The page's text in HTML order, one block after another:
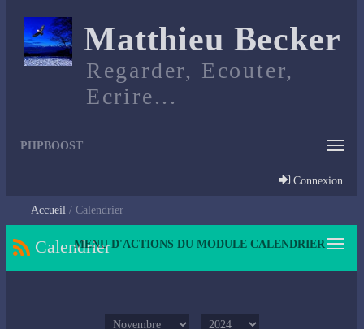
Matthieu Becker
Regarder, Ecouter,
Ecrire...
PHPBOOST
Connexion
Accueil Calendrier
MENU D'ACTIONS DU MODULE CALENDRIER
Calendrier